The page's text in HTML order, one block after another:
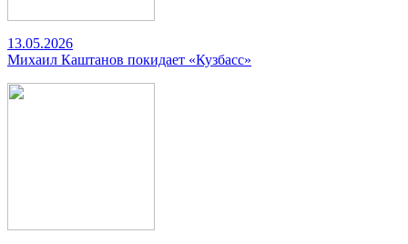
13.05.2026
Михаил Каштанов покидает «Кузбасс»